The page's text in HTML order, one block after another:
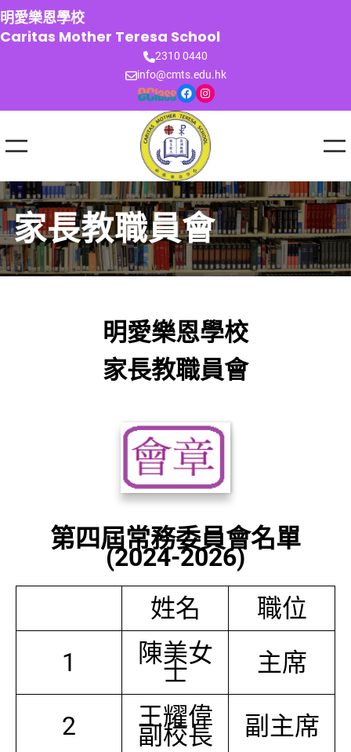
跳
至
主
明愛樂恩學校
Caritas Mother Teresa School
2310 0440
info@cmts.edu.hk
Facebook Instagram
家長教職員會
明愛樂恩學校
家長教職員會
第四屆常務委員會名單
(2024-2026)
姓名
職位
1
陳美女
士 主席
2 王耀偉
副校長 副主席